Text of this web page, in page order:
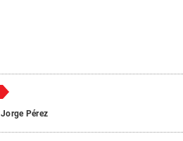
Jorge Pérez